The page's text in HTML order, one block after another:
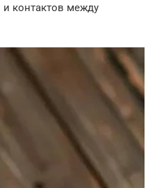
и контактов между